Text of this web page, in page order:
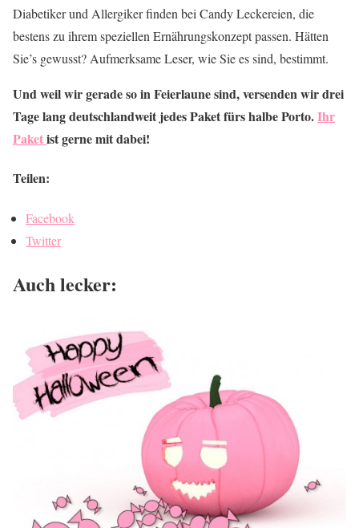
Diabetiker und Allergiker finden bei Candy Leckereien, die
bestens zu ihrem speziellen Ernährungskonzept passen. Hätten
Sie’s gewusst? Aufmerksame Leser, wie Sie es sind, bestimmt.
Und weil wir gerade so in Feierlaune sind, versenden wir drei
Tage lang deutschlandweit jedes Paket fürs halbe Porto.Ihr
Paketist gerne mit dabei!
Teilen:
Facebook
Twitter
Auch lecker: